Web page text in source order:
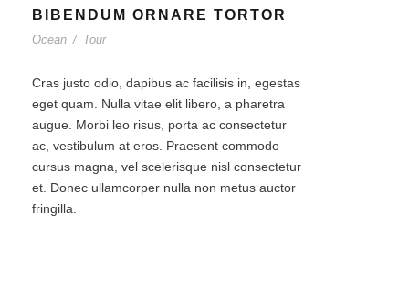
BIBENDUM ORNARE TORTOR
Ocean / Tour
Cras justo odio, dapibus ac facilisis in, egestas
eget quam. Nulla vitae elit libero, a pharetra
augue. Morbi leo risus, porta ac consectetur
ac, vestibulum at eros. Praesent commodo
cursus magna, vel scelerisque nisl consectetur
et. Donec ullamcorper nulla non metus auctor
fringilla.